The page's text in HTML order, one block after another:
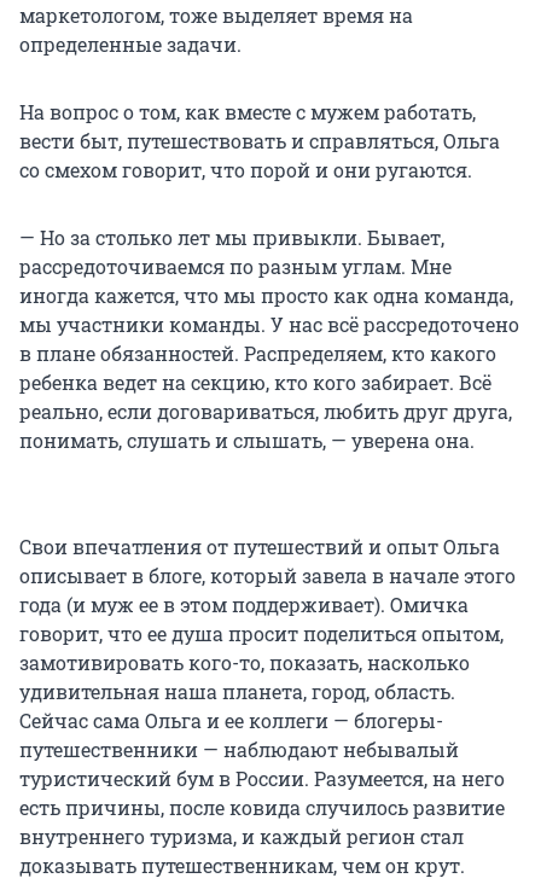
маркетологом, тоже выделяет время на
определенные задачи.
На вопрос о том, как вместе с мужем работать,
вести быт, путешествовать и справляться, Ольга
со смехом говорит, что порой и они ругаются.
— Но за столько лет мы привыкли. Бывает,
рассредоточиваемся по разным углам. Мне
иногда кажется, что мы просто как одна команда,
мы участники команды. У нас всё рассредоточено
в плане обязанностей. Распределяем, кто какого
ребенка ведет на секцию, кто кого забирает. Всё
реально, если договариваться, любить друг друга,
понимать, слушать и слышать, — уверена она.
Свои впечатления от путешествий и опыт Ольга
описывает в блоге, который завела в начале этого
года (и муж ее в этом поддерживает). Омичка
говорит, что ее душа просит поделиться опытом,
замотивировать кого-то, показать, насколько
удивительная наша планета, город, область.
Сейчас сама Ольга и ее коллеги — блогеры-
путешественники — наблюдают небывалый
туристический бум в России. Разумеется, на него
есть причины, после ковида случилось развитие
внутреннего туризма, и каждый регион стал
доказывать путешественникам, чем он крут.